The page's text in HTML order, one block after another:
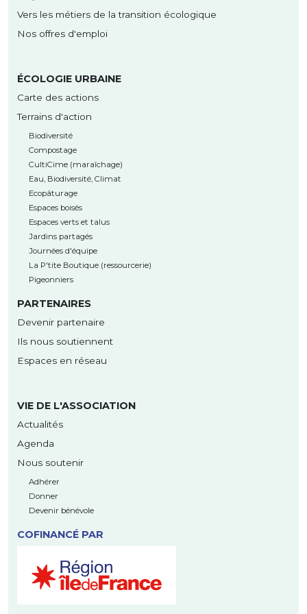
Vers les métiers de la transition écologique
Nos offres d'emploi
ÉCOLOGIE URBAINE
Carte des actions
Terrains d'action
Biodiversité
Compostage
CultiCime (maraîchage)
Eau, Biodiversité, Climat
Ecopâturage
Espaces boisés
Espaces verts et talus
Jardins partagés
Journées d'équipe
La P'tite Boutique (ressourcerie)
Pigeonniers
PARTENAIRES
Devenir partenaire
Ils nous soutiennent
Espaces en réseau
VIE DE L'ASSOCIATION
Actualités
Agenda
Nous soutenir
Adhérer
Donner
Devenir bénévole
COFINANCÉ PAR